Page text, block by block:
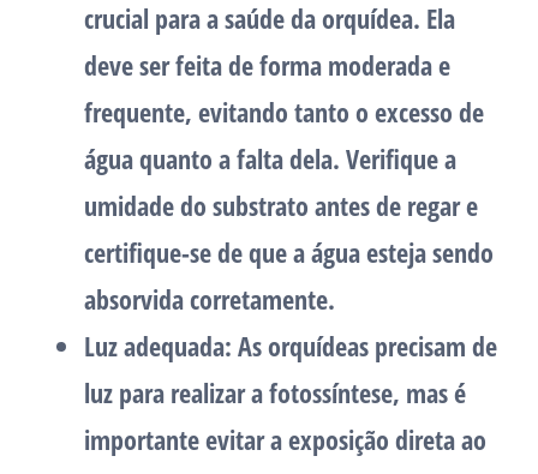
crucial para a saúde da orquídea. Ela
deve ser feita de forma moderada e
frequente, evitando tanto o excesso de
água quanto a falta dela. Verifique a
umidade do substrato antes de regar e
certifique-se de que a água esteja sendo
absorvida corretamente.
Luz adequada: As orquídeas precisam de
luz para realizar a fotossíntese, mas é
importante evitar a exposição direta ao